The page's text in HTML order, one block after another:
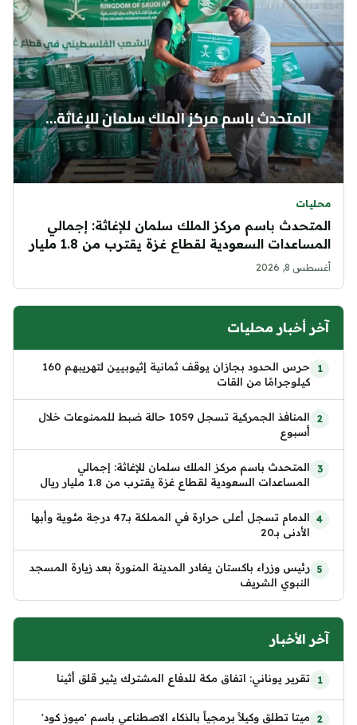
محليات
المتحدث باسم مركز الملك سلمان للإغاثة: إجمالي
المساعدات السعودية لقطاع غزة يقترب من 1.8 مليار
ريال
أغسطس 8, 2026
آخر أخبار محليات
حرس الحدود بجازان يوقف ثمانية إثيوبيين لتهريبهم 160
كيلوجرامًا من القات
المنافذ الجمركية تسجل 1059 حالة ضبط للممنوعات خلال
أسبوع
المتحدث باسم مركز الملك سلمان للإغاثة: إجمالي
المساعدات السعودية لقطاع غزة يقترب من 1.8 مليار ريال
الدمام تسجل أعلى حرارة في المملكة بـ47 درجة مئوية وأبها
الأدنى بـ20
رئيس وزراء باكستان يغادر المدينة المنورة بعد زيارة المسجد
النبوي الشريف
آخر الأخبار
تقرير يوناني: اتفاق مكة للدفاع المشترك يثير قلق أثينا
ميتا تطلق وكيلاً برمجياً بالذكاء الاصطناعي باسم 'ميوز كود'